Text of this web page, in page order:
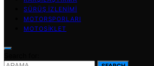
SÜRÜŞ İZLENIMI
MOTORSPORLARI
MOTOSIKLET